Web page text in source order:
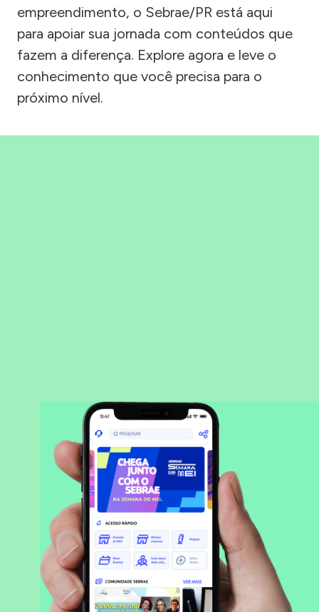
empreendimento, o Sebrae/PR está aqui
para apoiar sua jornada com conteúdos que
fazem a diferença. Explore agora e leve o
conhecimento que você precisa para o
próximo nível.